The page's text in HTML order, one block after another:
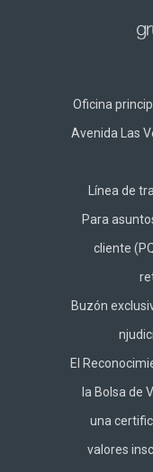
Oficina
Avenida Las
Línea de
Para
cliente
Buzón
El
la Bolsa de
una
valores